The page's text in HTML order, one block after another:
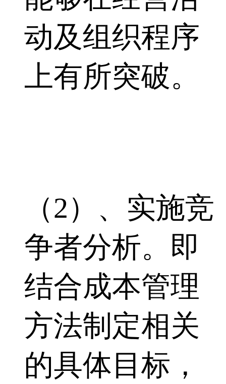
动及组织程序
上有所突破。
（2）、实施竞
争者分析。即
结合成本管理
方法制定相关
的具体目标，